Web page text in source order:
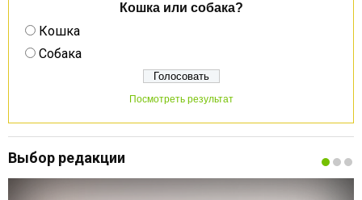
Кошка или собака?
Кошка
Собака
Посмотреть результат
Выбор редакции